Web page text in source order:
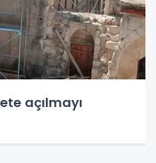
açılmayı